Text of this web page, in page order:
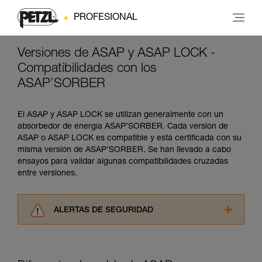
PROFESIONAL
Versiones de ASAP y ASAP LOCK -
Compatibilidades con los
ASAP’SORBER
El ASAP y ASAP LOCK se utilizan generalmente con un
absorbedor de energía ASAP’SORBER. Cada versión de
ASAP o ASAP LOCK es compatible y está certificada con su
misma versión de ASAP’SORBER. Se han llevado a cabo
ensayos para validar algunas compatibilidades cruzadas
entre versiones.
ALERTAS DE SEGURIDAD